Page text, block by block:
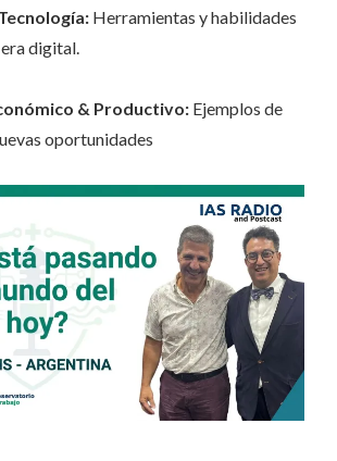
Herramientas y habilidades
digital.
& Productivo: Ejemplos de
oportunidades